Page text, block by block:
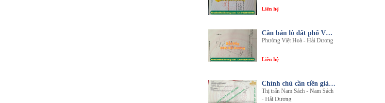
Liên hệ
Cần bán lô đất phố Văn, phường Việt Hòa, thành phố Hải Dương
Phường Việt Hoà - Hải Dương
Liên hệ
Chính chủ cần tiền giải quyết công việc bán gấp 1 trong 3 lô đất sổ đỏ chính chủ
Thị trấn Nam Sách - Nam Sách
- Hải Dương